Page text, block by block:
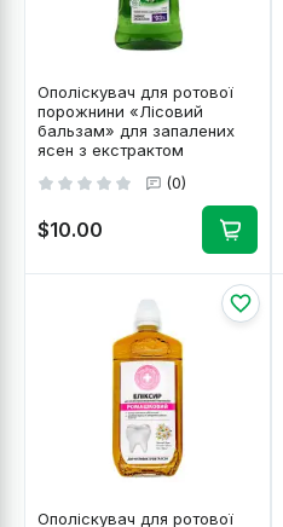
Ополіскувач для ротової
порожнини «Лісовий
бальзам» для запалених
ясен з екстрактом
250ml/8.5 Fl Oz
(0)
$10.00
Ополіскувач для ротової